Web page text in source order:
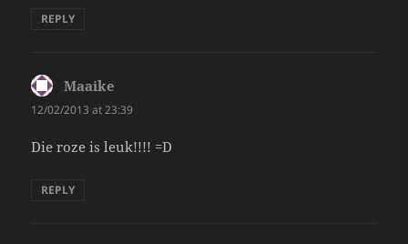
REPLY
Maaike
12/02/2013 at 23:39
Die roze is leuk!!!! =D
REPLY